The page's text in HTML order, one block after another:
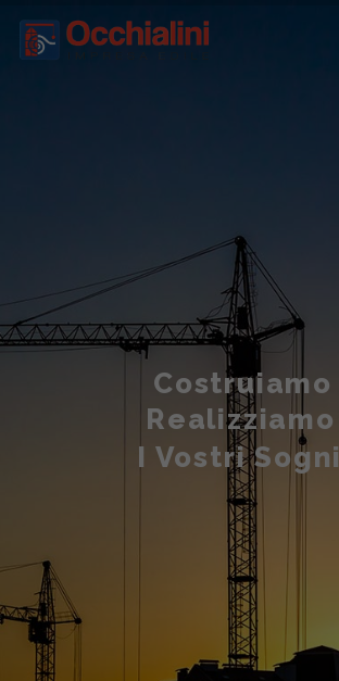
Costruiamo
Realizziamo
I Vostri Sogni